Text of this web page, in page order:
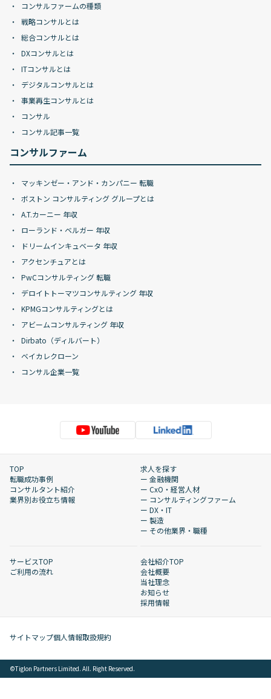
コンサルファームの種類
戦略コンサルとは
総合コンサルとは
DXコンサルとは
ITコンサルとは
デジタルコンサルとは
事業再生コンサルとは
コンサル
コンサル記事一覧
コンサルファーム
マッキンゼー・アンド・カンパニー 転職
ボストン コンサルティング グループとは
A.T.カーニー 年収
ローランド・ベルガー 年収
ドリームインキュベータ 年収
アクセンチュアとは
PwCコンサルティング 転職
デロイトトーマツコンサルティング 年収
KPMGコンサルティングとは
アビームコンサルティング 年収
Dirbato（ディルバート）
ベイカレクローン
コンサル企業一覧
TOP
転職成功事例
コンサルタント紹介
業界別お役立ち情報
求人を探す
ー 金融機関
ー CxO・経営人材
ー コンサルティングファーム
ー DX・IT
ー 製造
ー その他業界・職種
サービスTOP
ご利用の流れ
会社紹介TOP
会社概要
当社理念
お知らせ
採用情報
サイトマップ個人情報取扱規約
©︎Tiglon Partners Limited. All. Right Reserved.